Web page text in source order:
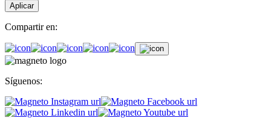
Aplicar
Compartir en:
Síguenos: